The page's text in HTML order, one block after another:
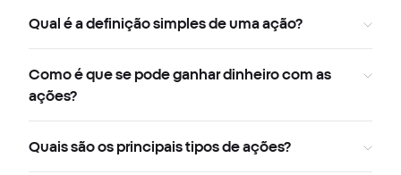
Qual é a definição simples de uma ação?
Como é que se pode ganhar dinheiro com as
ações?
Quais são os principais tipos de ações?